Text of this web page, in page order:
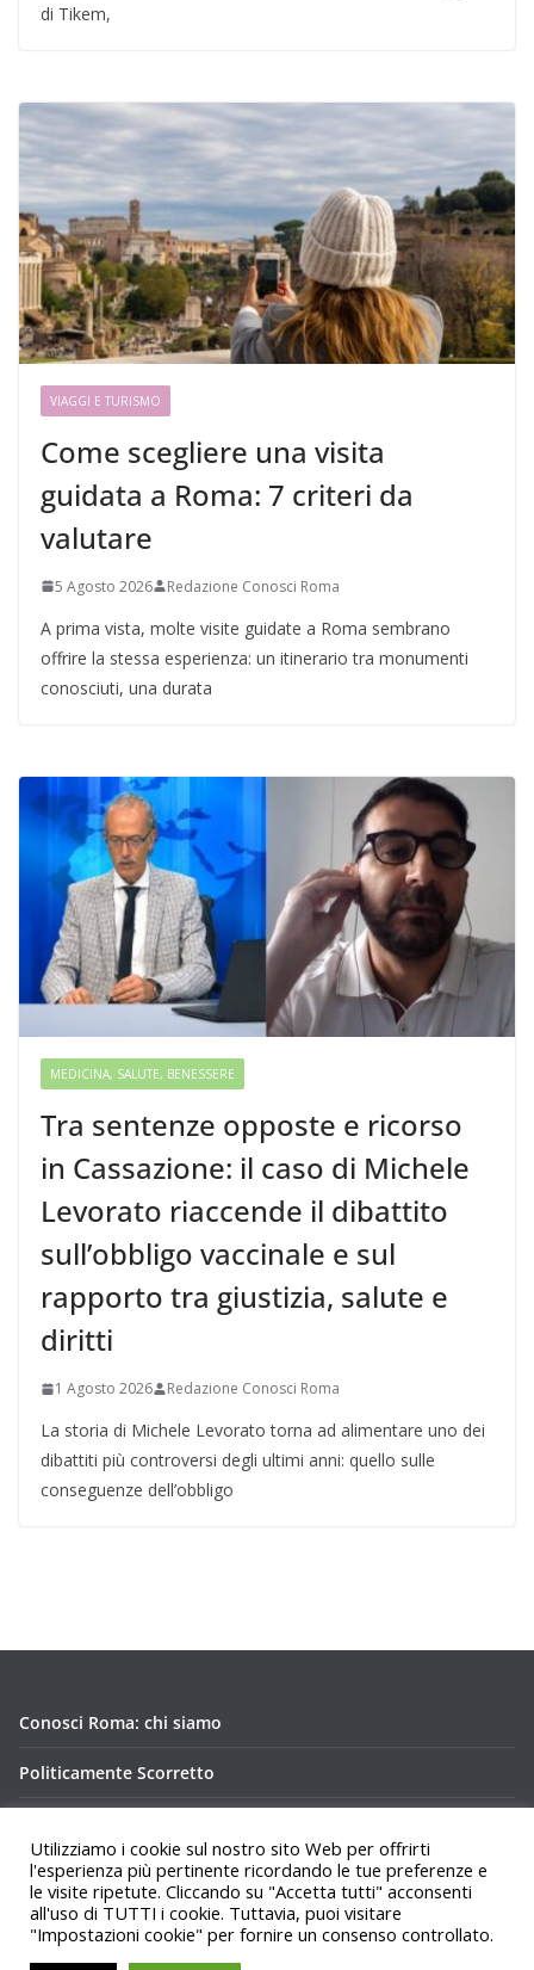
di Tikem,
VIAGGI E TURISMO
Come scegliere una visita
guidata a Roma: 7 criteri da
valutare
5 Agosto 2026 Redazione Conosci Roma
A prima vista, molte visite guidate a Roma sembrano
offrire la stessa esperienza: un itinerario tra monumenti
conosciuti, una durata
MEDICINA, SALUTE, BENESSERE
Tra sentenze opposte e ricorso
in Cassazione: il caso di Michele
Levorato riaccende il dibattito
sull’obbligo vaccinale e sul
rapporto tra giustizia, salute e
diritti
1 Agosto 2026 Redazione Conosci Roma
La storia di Michele Levorato torna ad alimentare uno dei
dibattiti più controversi degli ultimi anni: quello sulle
conseguenze dell’obbligo
Conosci Roma: chi siamo
Politicamente Scorretto
Copyright © 2026Conosci Roma
Utilizziamo i cookie sul nostro sito Web per offrirti
l'esperienza più pertinente ricordando le tue preferenze e
le visite ripetute. Cliccando su "Accetta tutti" acconsenti
all'uso di TUTTI i cookie. Tuttavia, puoi visitare
"Impostazioni cookie" per fornire un consenso controllato.